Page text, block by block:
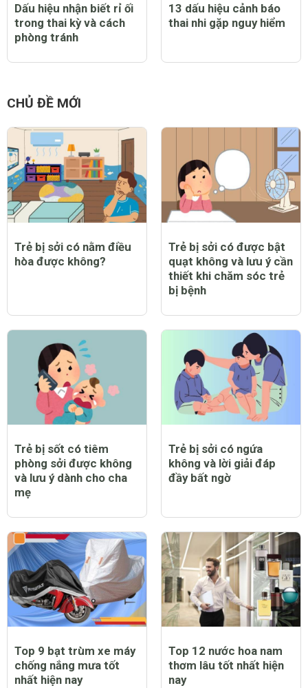
Dấu hiệu nhận biết rỉ ối
trong thai kỳ và cách
phòng tránh
13 dấu hiệu cảnh báo
thai nhi gặp nguy hiểm
CHỦ ĐỀ MỚI
Trẻ bị sởi có nằm điều
hòa được không?
Trẻ bị sởi có được bật
quạt không và lưu ý cần
thiết khi chăm sóc trẻ
bị bệnh
Trẻ bị sốt có tiêm
phòng sởi được không
và lưu ý dành cho cha
mẹ
Trẻ bị sởi có ngứa
không và lời giải đáp
đầy bất ngờ
Top 9 bạt trùm xe máy
chống nắng mưa tốt
nhất hiện nay
Top 12 nước hoa nam
thơm lâu tốt nhất hiện
nay